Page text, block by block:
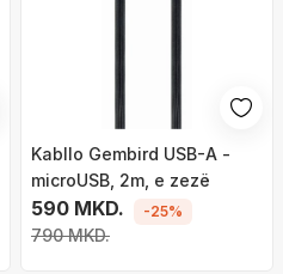
Kabllo Gembird USB-A -
microUSB, 2m, e zezë
590 MKD.
790 MKD.
-25%